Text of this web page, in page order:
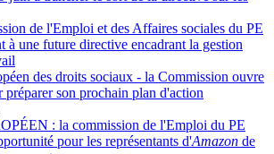
de l'Emploi et des Affaires sociales du PE
à une future directive encadrant la gestion
des droits sociaux - la Commission ouvre
préparer son prochain plan d'action
: la commission de l'Emploi du PE
pour les représentants d'Amazon de